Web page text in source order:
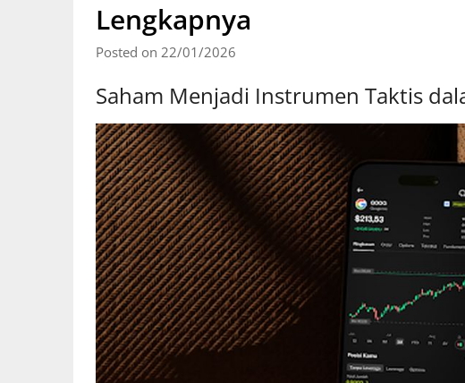
Lengkapnya
Posted on 22/01/2026
Saham Menjadi Instrumen Taktis